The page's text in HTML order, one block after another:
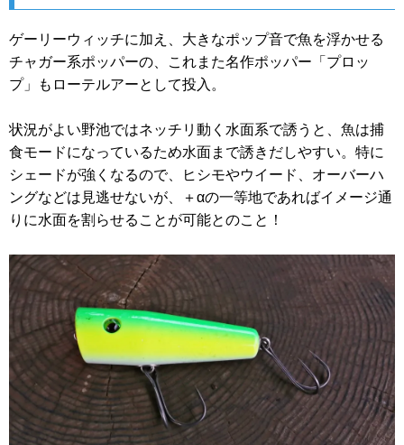
ゲーリーウィッチに加え、大きなポップ音で魚を浮かせる
チャガー系ポッパーの、これまた名作ポッパー「プロッ
プ」もローテルアーとして投入。
状況がよい野池ではネッチリ動く水面系で誘うと、魚は捕
食モードになっているため水面まで誘きだしやすい。特に
シェードが強くなるので、ヒシモやウイード、オーバーハ
ングなどは見逃せないが、＋αの一等地であればイメージ通
りに水面を割らせることが可能とのこと！